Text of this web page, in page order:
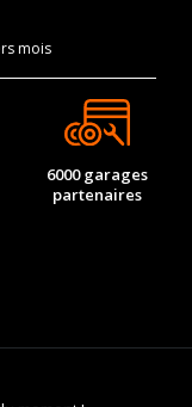
mois
6000 garages
partenaires